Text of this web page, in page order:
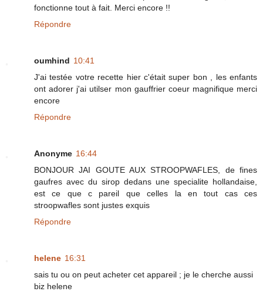
fonctionne tout à fait. Merci encore !!
Répondre
oumhind 10:41
J'ai testée votre recette hier c'était super bon , les enfants
ont adorer j'ai utilser mon gauffrier coeur magnifique merci
encore
Répondre
Anonyme 16:44
BONJOUR JAI GOUTE AUX STROOPWAFLES, de fines
gaufres avec du sirop dedans une specialite hollandaise,
est ce que c pareil que celles la en tout cas ces
stroopwafles sont justes exquis
Répondre
helene 16:31
sais tu ou on peut acheter cet appareil ; je le cherche aussi
biz helene